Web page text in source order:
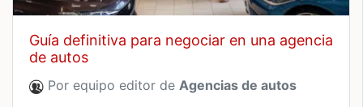
guía definitiva para negociar en una agencia
de autos
Por equipo editor de Agencias de autos